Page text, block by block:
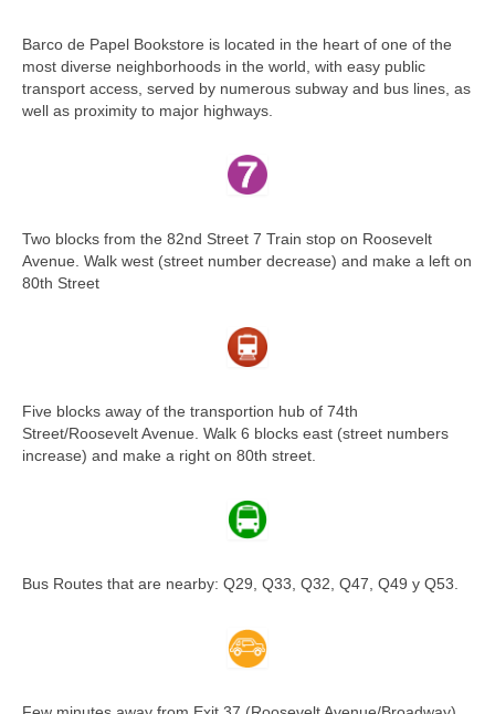
Barco de Papel Bookstore is located in the heart of one of the
most diverse neighborhoods in the world, with easy public
transport access, served by numerous subway and bus lines, as
well as proximity to major highways.
Two blocks from the 82nd Street 7 Train stop on Roosevelt
Avenue. Walk west (street number decrease) and make a left on
80th Street
Five blocks away of the transportion hub of 74th
Street/Roosevelt Avenue. Walk 6 blocks east (street numbers
increase) and make a right on 80th street.
Bus Routes that are nearby: Q29, Q33, Q32, Q47, Q49 y Q53.